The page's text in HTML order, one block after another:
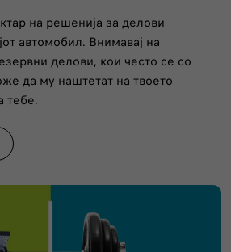
на решенија за делови
автомобил. Внимавај на
делови, кои често се со
да му наштетат на твоето
тебе.